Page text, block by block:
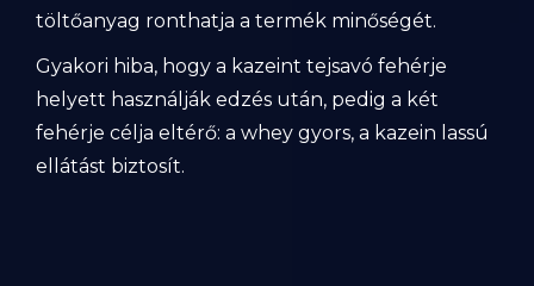
töltőanyag ronthatja a termék minőségét.
Gyakori hiba, hogy a kazeint tejsavó fehérje
helyett használják edzés után, pedig a két
fehérje célja eltérő: a whey gyors, a kazein lassú
ellátást biztosít.